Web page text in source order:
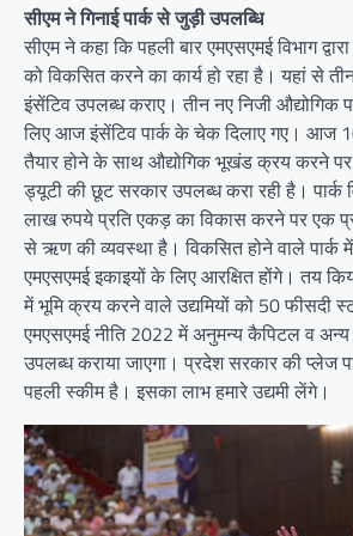
सीएम ने गिनाई पार्क से जुड़ी उपलब्धि
सीएम ने कहा कि पहली बार एमएसएमई विभाग
को विकसित करने का कार्य हो रहा है। यहां से
इंसेंटिव उपलब्ध कराए। तीन नए निजी औद्योगिक
लिए आज इंसेंटिव पार्क के चेक दिलाए गए। आज
तैयार होने के साथ औद्योगिक भूखंड क्रय करने
ड्यूटी की छूट सरकार उपलब्ध करा रही है।
लाख रुपये प्रति एकड़ का विकास करने पर एक
से ऋण की व्यवस्था है। विकसित होने वाले
एमएसएमई इकाइयों के लिए आरक्षित होंगे। तय
में भूमि क्रय करने वाले उद्यमियों को 50 फीसदी
एमएसएमई नीति 2022 में अनुमन्य कैपिटल व अन्य
उपलब्ध कराया जाएगा। प्रदेश सरकार की प्लेज
पहली स्कीम है। इसका लाभ हमारे उद्यमी लेंगे।